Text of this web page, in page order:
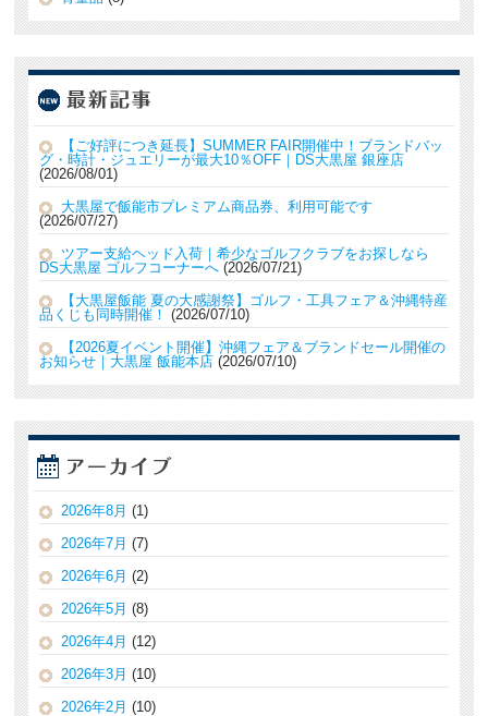
【ご好評につき延長】SUMMER FAIR開催中！ブランドバッ
グ・時計・ジュエリーが最大10％OFF｜DS大黒屋 銀座店
2026/08/01
大黒屋で飯能市プレミアム商品券、利用可能です
2026/07/27
ツアー支給ヘッド入荷｜希少なゴルフクラブをお探しなら
DS大黒屋 ゴルフコーナーへ 2026/07/21
【大黒屋飯能 夏の大感謝祭】ゴルフ・工具フェア＆沖縄特産
品くじも同時開催！
2026/07/10
【2026夏イベント開催】沖縄フェア＆ブランドセール開催の
お知らせ｜大黒屋 飯能本店 2026/07/10
2026年8月 (1)
2026年7月 (7)
2026年6月 (2)
2026年5月 (8)
2026年4月 (12)
2026年3月 (10)
2026年2月 (10)